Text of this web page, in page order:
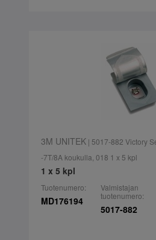
3M UNITEK| 5017-882 Victory
-7T/8A koukulla, 018 1 x 5 kpl
1 x 5 kpl
Tuotenumero:
MD176194
Valmistajan
tuotenumero:
5017-882